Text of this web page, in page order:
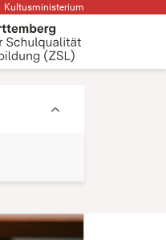
Kultusministerium